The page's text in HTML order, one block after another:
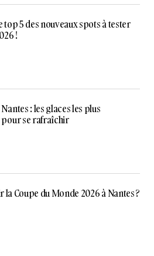
top 5 des nouveaux spots à tester
!
: les glaces les plus
se rafraîchir
la Coupe du Monde 2026 à Nantes ?